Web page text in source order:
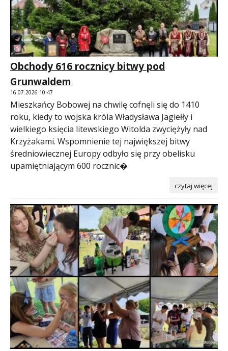
Obchody 616 rocznicy bitwy pod
Grunwaldem
16.07.2026 10:47
Mieszkańcy Bobowej na chwilę cofnęli się do 1410
roku, kiedy to wojska króla Władysława Jagiełły i
wielkiego księcia litewskiego Witolda zwyciężyły nad
Krzyżakami. Wspomnienie tej największej bitwy
średniowiecznej Europy odbyło się przy obelisku
upamiętniającym 600 rocznic�
czytaj więcej